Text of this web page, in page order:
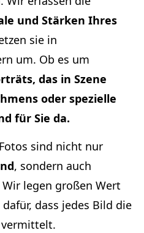
und Stärken Ihres
sie in
um. Ob es um
das in Szene
oder spezielle
für Sie da.
sind nicht nur
, sondern auch
legen großen Wert
dass jedes Bild die